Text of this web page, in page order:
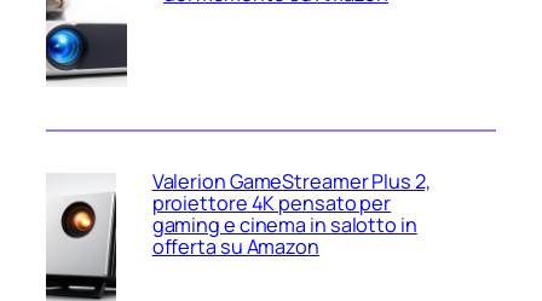
Valerion GameStreamer Plus 2,
proiettore 4K pensato per
gaming e cinema in salotto in
offerta su Amazon